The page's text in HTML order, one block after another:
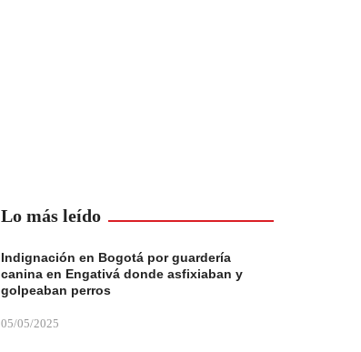
Lo más leído
Indignación en Bogotá por guardería
canina en Engativá donde asfixiaban y
golpeaban perros
05/05/2025